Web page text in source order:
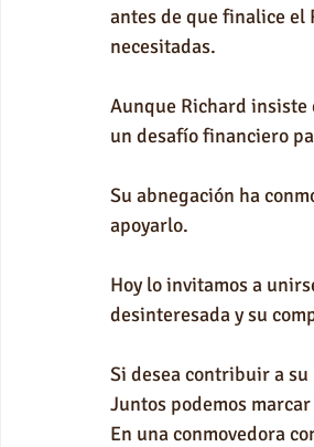
antes de que finalice el
necesitadas.
Aunque Richard insiste
un desafío financiero
Su abnegación ha
apoyarlo.
Hoy lo invitamos a
desinteresada y su
Si desea contribuir a
Juntos podemos
En una conmovedora